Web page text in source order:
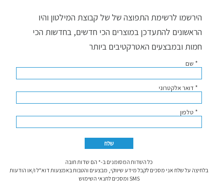
הירשמו לרשימת התפוצה של של קבוצת המילטון והיו
הראשונים להתעדכן במוצרים הכי חדשים, בחדשות הכי
חמות ובמבצעים האטרקטיבים ביותר
* שם
* דואר אלקטרוני
* טלפון
כל השדות המסומנים ב-* הם שדות חובה
בלחיצה על שלח אני מסכים לקבל מידע שיווקי, מבצעים והטבות באמצעות דוא"ל ו/או הודעות
SMS ומסכים לתנאי השימוש